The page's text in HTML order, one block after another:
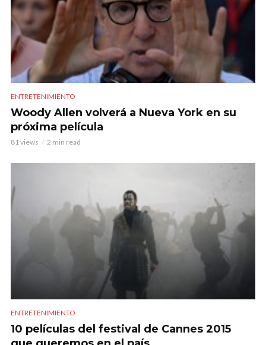
ENTRETENIMIENTO
Woody Allen volverá a Nueva York en su
próxima película
81 views 2 min read
ENTRETENIMIENTO
10 películas del festival de Cannes 2015